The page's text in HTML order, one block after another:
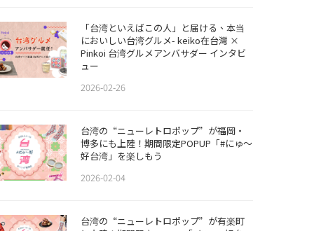
「台湾といえばこの人」と届ける、本当
においしい台湾グルメ- keiko在台灣 ×
Pinkoi 台湾グルメアンバサダー インタビ
ュー
2026-02-26
​​台湾の“ニューレトロポップ”が福岡・
博多にも上陸！期間限定POPUP「#にゅ〜
好台湾」を楽しもう
2026-02-04
台湾の“ニューレトロポップ”が有楽町